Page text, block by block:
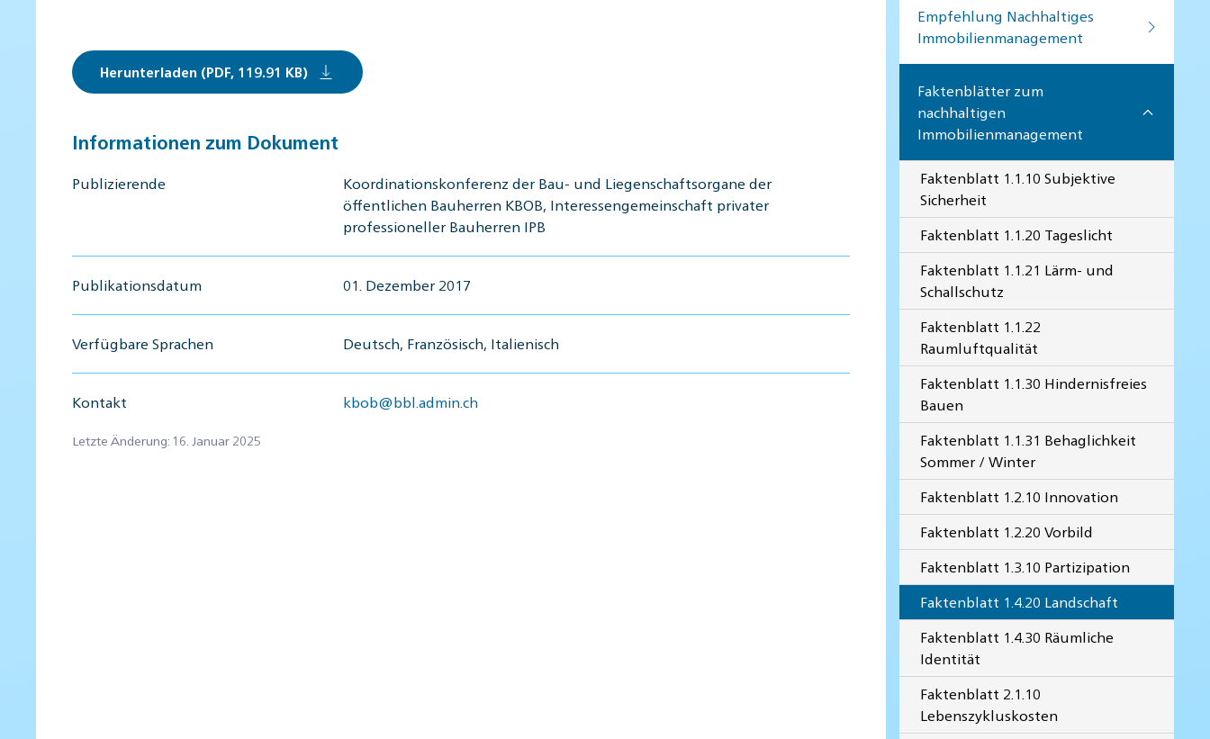
Herunterladen (PDF, 119.91 KB)
Informationen zum Dokument
Publizierende
Koordinationskonferenz der Bau- und Liegenschaftsorgane der
öffentlichen Bauherren KBOB, Interessengemeinschaft privater
professioneller Bauherren IPB
Publikationsdatum 01. Dezember 2017
Verfügbare Sprachen Deutsch, Französisch, Italienisch
Kontakt kbob@bbl.admin.ch
Letzte Änderung: 16. Januar 2025
Empfehlung Nachhaltiges
Immobilienmanagement
Faktenblätter zum
nachhaltigen
Immobilienmanagement
Faktenblatt 1.1.10 Subjektive
Sicherheit
Faktenblatt 1.1.20 Tageslicht
Faktenblatt 1.1.21 Lärm- und
Schallschutz
Faktenblatt 1.1.22
Raumluftqualität
Faktenblatt 1.1.30 Hindernisfreies
Bauen
Faktenblatt 1.1.31 Behaglichkeit
Sommer / Winter
Faktenblatt 1.2.10 Innovation
Faktenblatt 1.2.20 Vorbild
Faktenblatt 1.3.10 Partizipation
Faktenblatt 1.4.20 Landschaft
Faktenblatt 1.4.30 Räumliche
Identität
Faktenblatt 2.1.10
Lebenszykluskosten